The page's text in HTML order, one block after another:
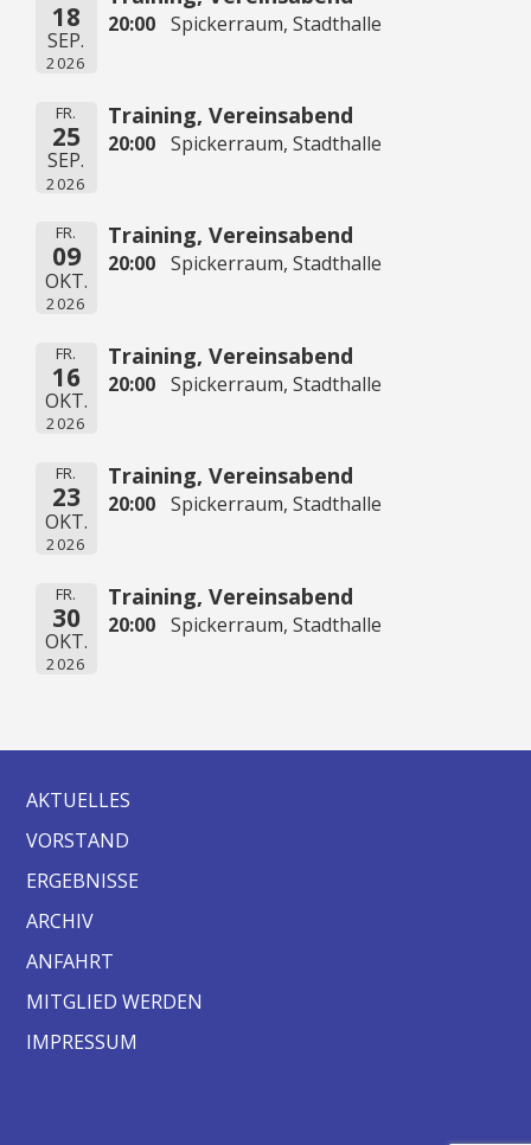
18
SEP.
2026
20:00 Spickerraum, Stadthalle
FR.
25
SEP.
2026
Training, Vereinsabend
20:00 Spickerraum, Stadthalle
FR.
09
OKT.
2026
Training, Vereinsabend
20:00 Spickerraum, Stadthalle
FR.
16
OKT.
2026
Training, Vereinsabend
20:00 Spickerraum, Stadthalle
FR.
23
OKT.
2026
Training, Vereinsabend
20:00 Spickerraum, Stadthalle
FR.
30
OKT.
2026
Training, Vereinsabend
20:00 Spickerraum, Stadthalle
AKTUELLES
VORSTAND
ERGEBNISSE
ARCHIV
ANFAHRT
MITGLIED WERDEN
IMPRESSUM